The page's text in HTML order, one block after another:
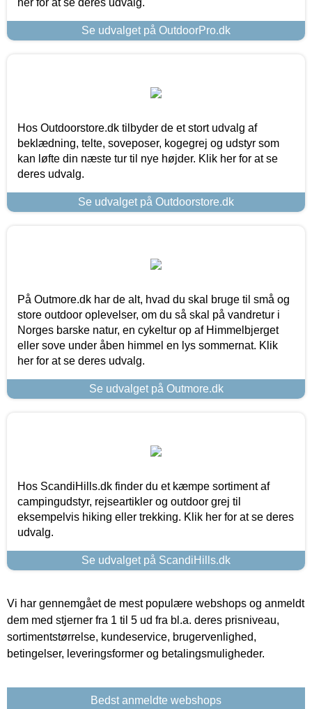
Se udvalget på OutdoorPro.dk
Hos Outdoorstore.dk tilbyder de et stort udvalg af
beklædning, telte, soveposer, kogegrej og udstyr som
kan løfte din næste tur til nye højder. Klik her for at se
deres udvalg.
Se udvalget på Outdoorstore.dk
På Outmore.dk har de alt, hvad du skal bruge til små og
store outdoor oplevelser, om du så skal på vandretur i
Norges barske natur, en cykeltur op af Himmelbjerget
eller sove under åben himmel en lys sommernat. Klik
her for at se deres udvalg.
Se udvalget på Outmore.dk
Hos ScandiHills.dk finder du et kæmpe sortiment af
campingudstyr, rejseartikler og outdoor grej til
eksempelvis hiking eller trekking. Klik her for at se deres
udvalg.
Se udvalget på ScandiHills.dk
Vi har gennemgået de mest populære webshops og anmeldt
dem med stjerner fra 1 til 5 ud fra bl.a. deres prisniveau,
sortimentstørrelse, kundeservice, brugervenlighed,
betingelser, leveringsformer og betalingsmuligheder.
Bedst anmeldte webshops